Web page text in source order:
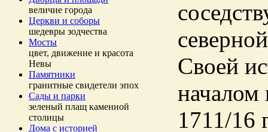
величие города
Церкви и соборы
шедевры зодчества
Мосты
цвет, движение и красота
Невы
Памятники
гранитные свидетели эпох
Сады и парки
зеленый плащ каменной
столицы
Дома с историей
Своей
началом
1711/16